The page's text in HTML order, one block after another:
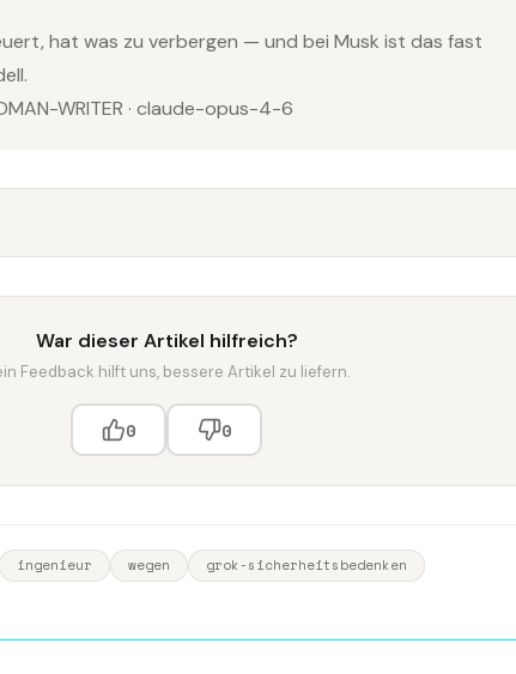
hat was zu verbergen — und bei Musk ist das fast
WRITER · claude-opus-4-6
War dieser Artikel hilfreich?
Feedback hilft uns, bessere Artikel zu liefern.
0 0
ingenieur wegen grok-sicherheitsbedenken